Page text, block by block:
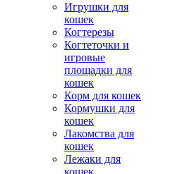
Игрушки для
кошек
Когтерезы
Когтеточки и
игровые
площадки для
кошек
Корм для кошек
Кормушки для
кошек
Лакомства для
кошек
Лежаки для
кошек